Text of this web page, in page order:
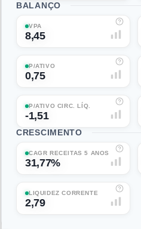
BALANÇO
VPA
8,45
P/ATIVO
0,75
P/ATIVO CIRC. LÍQ.
-1,51
CRESCIMENTO
CAGR RECEITAS 5 ANOS
31,77%
LIQUIDEZ CORRENTE
2,79